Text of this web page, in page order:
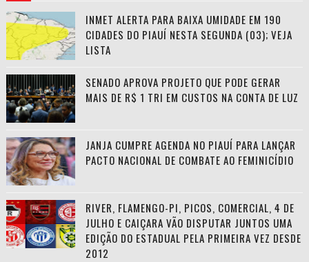
INMET ALERTA PARA BAIXA UMIDADE EM 190
CIDADES DO PIAUÍ NESTA SEGUNDA (03); VEJA
LISTA
SENADO APROVA PROJETO QUE PODE GERAR
MAIS DE R$ 1 TRI EM CUSTOS NA CONTA DE LUZ
JANJA CUMPRE AGENDA NO PIAUÍ PARA LANÇAR
PACTO NACIONAL DE COMBATE AO FEMINICÍDIO
RIVER, FLAMENGO-PI, PICOS, COMERCIAL, 4 DE
JULHO E CAIÇARA VÃO DISPUTAR JUNTOS UMA
EDIÇÃO DO ESTADUAL PELA PRIMEIRA VEZ DESDE
2012